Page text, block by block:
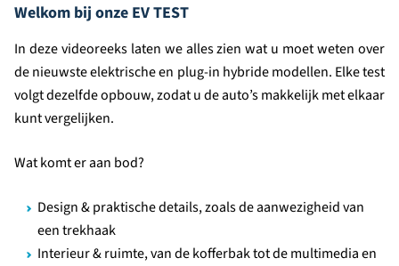
Welkom bij onze EV TEST
In deze videoreeks laten we alles zien wat u moet weten over
de nieuwste elektrische en plug-in hybride modellen. Elke test
volgt dezelfde opbouw, zodat u de auto’s makkelijk met elkaar
kunt vergelijken.
Wat komt er aan bod?
Design & praktische details, zoals de aanwezigheid van
een trekhaak
Interieur & ruimte, van de kofferbak tot de multimedia en